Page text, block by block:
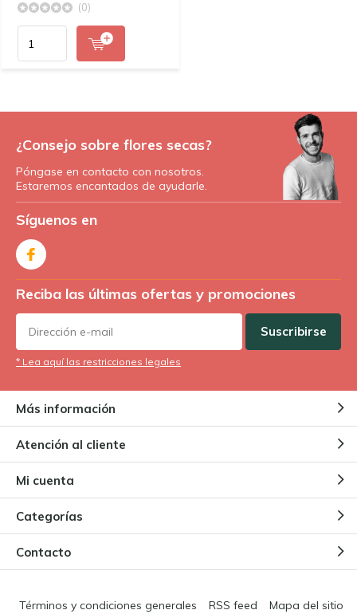
(0)
¿Consejo sobre flores secas?
Póngase en contacto con nosotros.
Estaremos encantados de ayudarle.
Síguenos en
Reciba las últimas ofertas y promociones
Suscribirse
* Lea aquí las restricciones legales
Más información
Atención al cliente
Mi cuenta
Categorías
Contacto
Términos y condiciones generales RSS feed Mapa del sitio